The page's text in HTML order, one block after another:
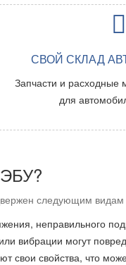
СВОЙ СКЛАД
Запчасти и расходные
для
следующим
неправильного
вибрации могут
свои свойства, что